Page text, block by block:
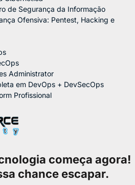
de Segurança da Informação
Ofensiva: Pentest, Hacking e
Administrator
em DevOps + DevSecOps
Profissional
começa agora!
chance escapar.